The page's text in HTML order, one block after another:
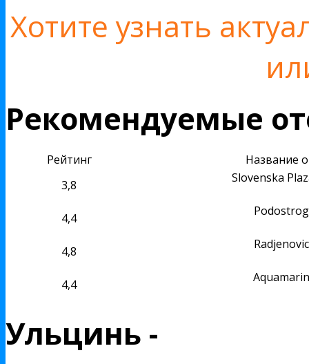
Хотите узнать
Рекомендуемые
Рейтинг
Название
3,8
Slovenska
4,4
4,8
4,4
Ульцинь -